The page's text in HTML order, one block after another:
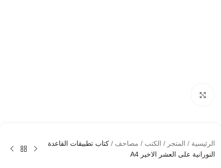
الرئيسية / المتجر / الكتب / مصاحف / كتاب تطبيقات القاعدة
النورانية على العشر الاخير A4